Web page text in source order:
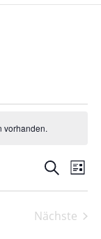
vorhanden.
Suche
und
SucheListe
Nächste